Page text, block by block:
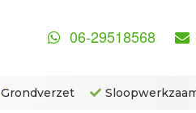
06-29518568
Grondverzet